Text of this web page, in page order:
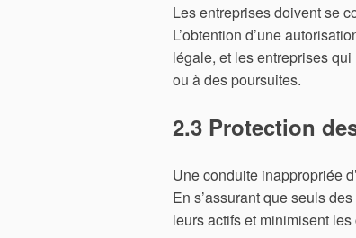
Les entreprises doivent se
L’obtention d’une
légale, et les entreprises
ou à des poursuites.
2.3 Protection
Une conduite inappropriée
En s’assurant que seuls
leurs actifs et minimisent